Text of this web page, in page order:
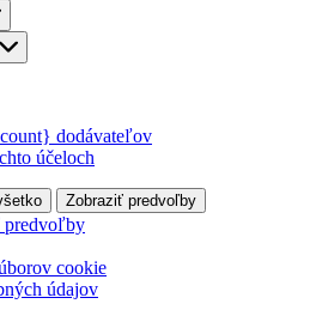
dodávateľov
účeloch
Zobraziť predvoľby
predvoľby
cookie
údajov